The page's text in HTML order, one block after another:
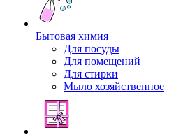
Бытовая химия
Для посуды
Для помещений
Для стирки
Мыло хозяйственное